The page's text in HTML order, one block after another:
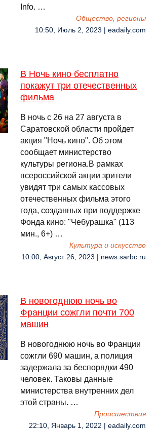
Info. …
Общество, регионы
10:50, Июль 2, 2023 | eadaily.com
В Ночь кино бесплатно
покажут три отечественных
фильма
В ночь с 26 на 27 августа в
Саратовской области пройдет
акция "Ночь кино". Об этом
сообщает министерство
культуры региона.В рамках
всероссийской акции зрители
увидят три самых кассовых
отечественных фильма этого
года, созданных при поддержке
Фонда кино: "Чебурашка" (113
мин., 6+) …
Культура и искусство
10:00, Август 26, 2023 | news.sarbc.ru
В новогоднюю ночь во
Франции сожгли почти 700
машин
В новогоднюю ночь во Франции
сожгли 690 машин, а полиция
задержала за беспорядки 490
человек. Таковы данные
министерства внутренних дел
этой страны. …
Происшествия
22:10, Январь 1, 2022 | eadaily.com